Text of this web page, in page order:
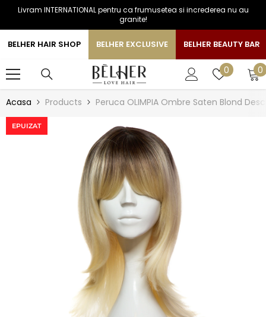
SARI LA CONTINUT
Livram INTERNATIONAL pentru ca frumusetea si increderea nu au
granite!
BELHER HAIR SHOP BELHER EXCLUSIVE BELHER BEAUTY BAR
0 Liste
00
Acasa Products Peruca OLIMPIA Ombre Saten Blond
EPUIZAT